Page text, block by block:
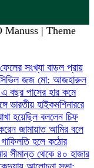
| Theme
সংখ্যা বাড়ল প্রায়
সিভিল জজ মো: আজহারুল
বছর পাসের হার কমে
ভারতীয় হাইকমশিনাররে
হয়েছিল বললেন চিফ
জামায়াত আমির বলে
হলে কঠোর
সীমান্ত থেকে ৪০ হাজার